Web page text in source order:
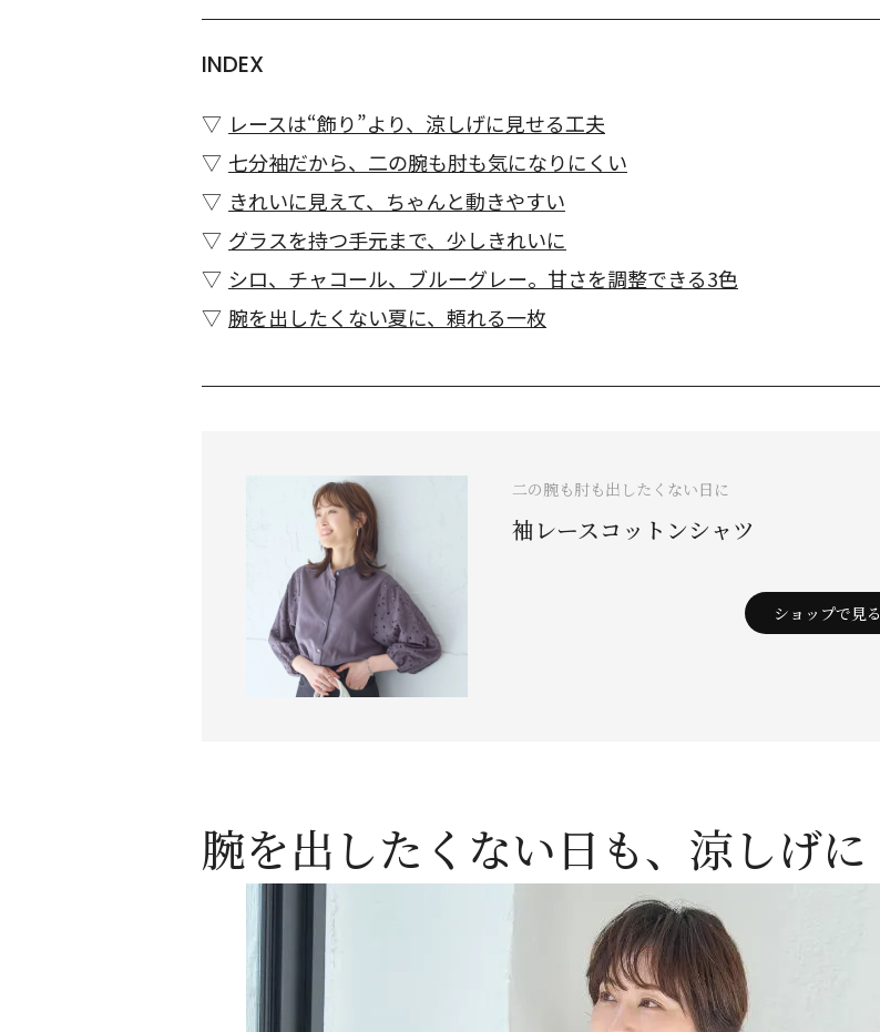
INDEX
レースは“飾り”より、涼しげに見せる工夫
七分袖だから、二の腕も肘も気になりにくい
きれいに見えて、ちゃんと動きやすい
グラスを持つ手元まで、少しきれいに
シロ、チャコール、ブルーグレー。甘さを調整できる3色
腕を出したくない夏に、頼れる一枚
二の腕も肘も出したくない日に
袖レースコットンシャツ
ショップで見る
腕を出したくない日も、涼しげに